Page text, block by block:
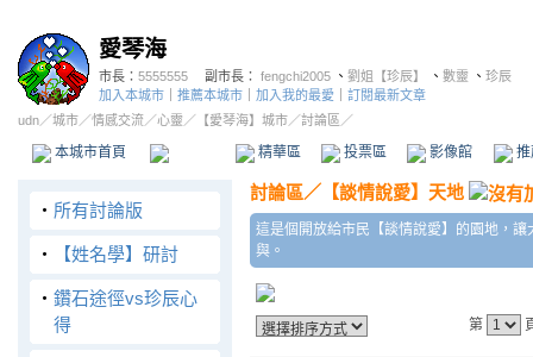
愛琴海
市長： 5555555 副市長： fengchi2005 、 劉姐【珍辰】 、 數靈 、 珍辰
加入本城市
推薦本城市 加入我的最愛
訂閱最新文章
udn／城市／情感交流／心靈 ／ 【愛琴海】城市／討論區／
本城市首頁 精華區 投票區 影像館
‧ 所有討論版
‧ 【姓名學】研討
‧ 鑽石途徑vs珍辰心
得
討論區／ 【談情說愛】天地
這是個開放給市民【談情說愛】的園地，
與。
第